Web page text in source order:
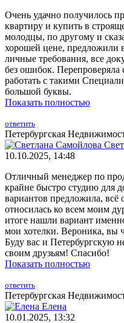
Очень удачно получилось
квартиру и купить в
молодцы, по другому и
хорошей цене, предложили
личные требования, все
без ошибок.
работать с такими
большой буквы.
Показать полностью
ответить
Петербургская
10.10.2025, 14:48
Отличный менеджер по
крайне быстро студию для
вариантов предложила, всё
относилась ко всем моим
итоге нашли вариант
мои хотелки. Вероника, вы
Буду вас и Петербургскую
своим друзьям! Спасибо!
Показать полностью
ответить
Петербургская
Елена
10.01.2025, 13:32